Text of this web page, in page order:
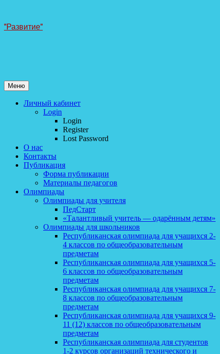
Перейти
"Развитие"
Меню
Личный кабинет
Login
Login
Register
Lost Password
О нас
Контакты
Публикация
Форма публикации
Материалы педагогов
Олимпиады
Олимпиады для учителя
ПедСтарт
«Талантливый учитель — одарённым детям»
Олимпиады для школьников
Республиканская олимпиада для учащихся 2-
4 классов по общеобразовательным
предметам
Республиканская олимпиада для учащихся 5-
6 классов по общеобразовательным
предметам
Республиканская олимпиада для учащихся 7-
8 классов по общеобразовательным
предметам
Республиканская олимпиада для учащихся 9-
11 (12) классов по общеобразовательным
предметам
Республиканская олимпиада для студентов
1-2 курсов организаций технического и